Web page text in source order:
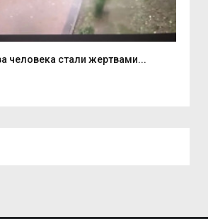
человека стали жертвами...